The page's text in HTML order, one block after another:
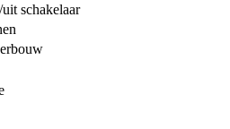
schakelaar